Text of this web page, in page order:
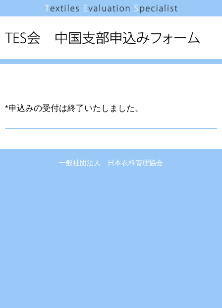
*申込みの受付は終了いたしました。
一般社団法人 日本衣料管理協会